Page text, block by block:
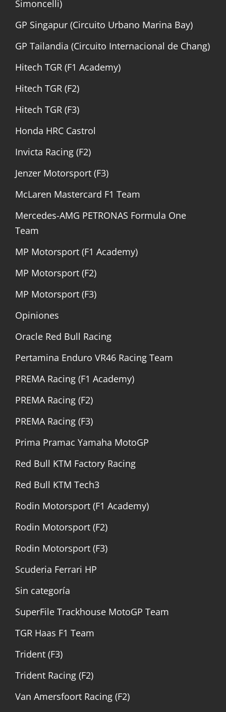
Simoncelli)
GP Singapur (Circuito Urbano Marina Bay)
GP Tailandia (Circuito Internacional de Chang)
Hitech TGR (F1 Academy)
Hitech TGR (F2)
Hitech TGR (F3)
Honda HRC Castrol
Invicta Racing (F2)
Jenzer Motorsport (F3)
McLaren Mastercard F1 Team
Mercedes-AMG PETRONAS Formula One
Team
MP Motorsport (F1 Academy)
MP Motorsport (F2)
MP Motorsport (F3)
Opiniones
Oracle Red Bull Racing
Pertamina Enduro VR46 Racing Team
PREMA Racing (F1 Academy)
PREMA Racing (F2)
PREMA Racing (F3)
Prima Pramac Yamaha MotoGP
Red Bull KTM Factory Racing
Red Bull KTM Tech3
Rodin Motorsport (F1 Academy)
Rodin Motorsport (F2)
Rodin Motorsport (F3)
Scuderia Ferrari HP
Sin categoría
SuperFile Trackhouse MotoGP Team
TGR Haas F1 Team
Trident (F3)
Trident Racing (F2)
Van Amersfoort Racing (F2)